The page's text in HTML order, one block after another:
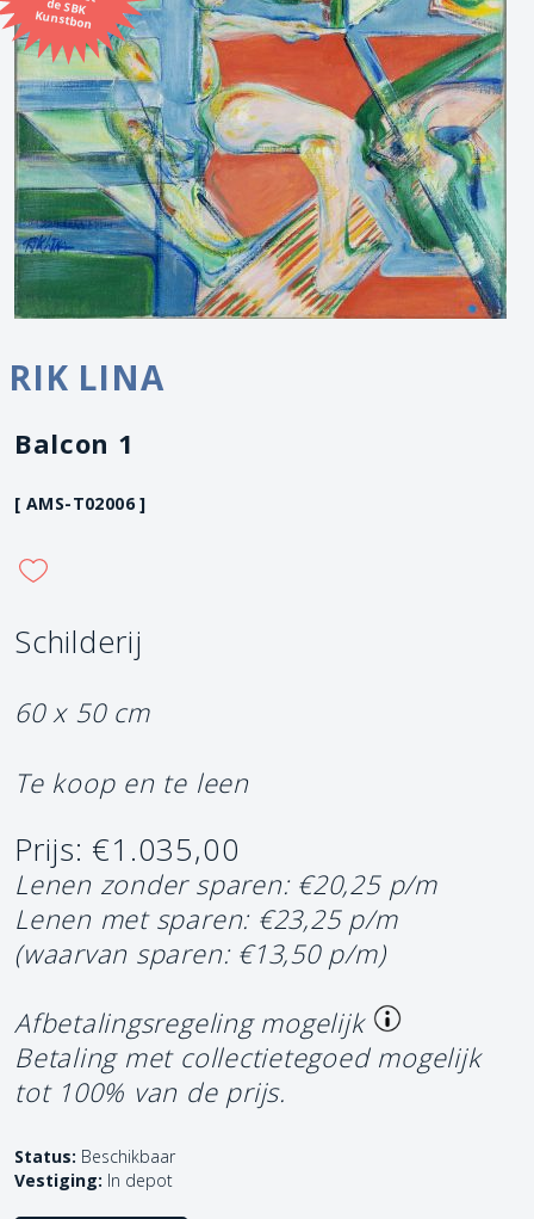
Kunstbon
RIK LINA
Balcon 1
[ AMS-T02006 ]
Schilderij
60 x 50 cm
Te koop en te leen
Prijs: €1.035,00
Lenen zonder sparen: €20,25 p/m
Lenen met sparen: €23,25 p/m
(waarvan sparen: €13,50 p/m)
Afbetalingsregeling mogelijk
Betaling met collectietegoed mogelijk
tot 100% van de prijs.
Status: Beschikbaar
Vestiging: In depot